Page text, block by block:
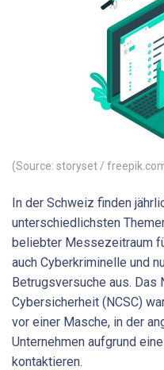
(Source: storyset /
In der Schweiz finden
unterschiedlichsten
beliebter Messezeitraum
auch Cyberkriminelle und
Betrugsversuche aus. Das
Cybersicherheit (NCSC)
vor einer Masche, in der
Unternehmen aufgrund
kontaktieren.